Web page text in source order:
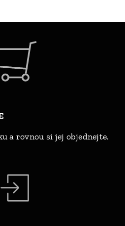
a rovnou si jej objednejte.